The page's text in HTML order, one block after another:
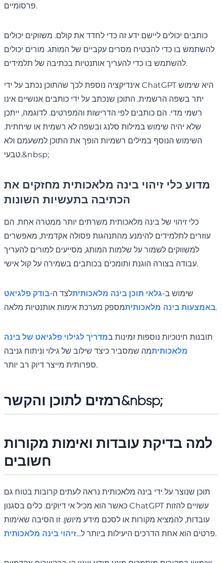
פרסומיים.
כותבים יכולים ליישם ידע זה כדי לחדד את קולם. משווקים יכולים
להשתמש בו כדי להבטיח מסרים עקביים של המותג. מורים יכולים
להשתמש בו כדי להעריך אותנטיות בכתיבה של תלמידים.
אינדיקציה נוספת לכך שהתוכן נכתב על ידי ChatGPT היא שימוש
יתר בשפה הרשמית. התוכן שנכתב על ידי כותבים אנושיים אינו
רשמי מדי. הם כותבים לפי הדרישות והמפרטים. לדוגמה, ייתכן
שלא יהיה שימוש במילות סלנג ובשפה לא רשמית או שיחתית.
השימוש הנוסף במילים רשמיות הופך את התוכן למשעמם ולא
טבעי.&nbsp;
מדוע כלי זיהוי בינה מלאכותית מחזקים את
הכתיבה בתעשיות השונות
כלי זיהוי של בינה מלאכותית משרתים יותר ממטרה אחת. הם
עוזרים לתלמידים להימנע מהתנהגות פסולה אקדמית, מאפשרים
למשווקים לשמור על שלמות המותג, מסייעים למורים להעריך
עבודה בצורה הוגנת ותומכים בכותבים בשמירה על קול אישי.
שימוש ב-גלאי תוכן בינה מלאכותיתלצד ה-בודק פלגיאט
באמצעות בינה מלאכותיתמספק מערכת אימות אותנטיות מלאה.
תובנות חינוכיות נוספות זמינות במדריך לגילוי פלגיאט של בינה
מלאכותיתמה שמסביר כיצד שילוב של גילוי וניתוח גניבה
ספרותית מייצר דיוק רב יותר.
רמזים לתוכן והקשר&nbsp;
למה בדיקת עובדות ואימות מקורות
חשובים
תוכן שנוצר על ידי בינה מלאכותית נראה לעתים קרובות בטוח גם
כאשר הוא מכיל אי דיוקים. כלים בסגנון ChatGPT עשויים להזות
עובדות, להמציא מקורות או לסכם מידע מיושן. זו הסיבה שאימות
פרטים הוא אחת הדרכים היעילות ביותר ל...זיהוי בינה מלאכותית .